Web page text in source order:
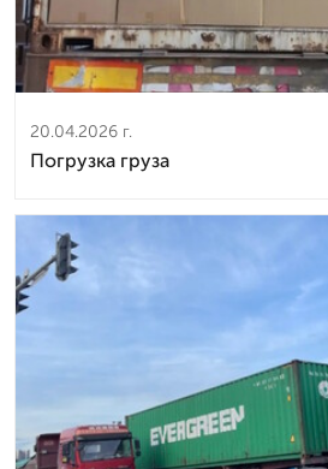
20.04.2026 г.
Погрузка груза